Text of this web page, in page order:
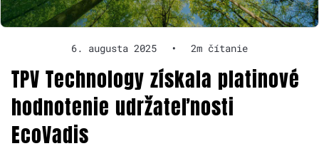
6. augusta 2025 • 2m čítanie
TPV Technology získala platinové
hodnotenie udržateľnosti
EcoVadis